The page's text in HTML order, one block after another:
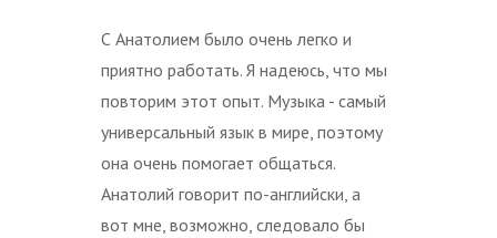
С Анатолием было очень легко и
приятно работать. Я надеюсь, что мы
повторим этот опыт. Музыка - самый
универсальный язык в мире, поэтому
она очень помогает общаться.
Анатолий говорит по-английски, а
вот мне, возможно, следовало бы